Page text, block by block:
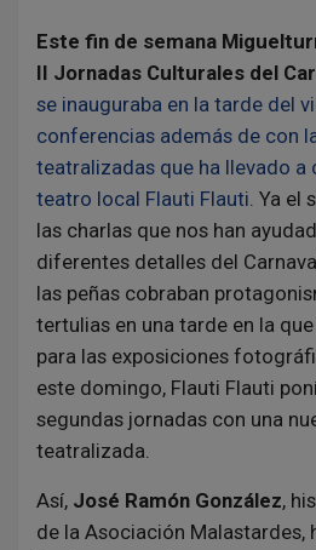
Este fin de semana
II Jornadas Culturales del
se inauguraba en la tarde del
conferencias además de con
teatralizadas que ha llevado a
teatro local Flauti Flauti. Ya el
las charlas que nos han
diferentes detalles del
las peñas cobraban
tertulias en una tarde en la
para las exposiciones
este domingo, Flauti Flauti
segundas jornadas con una
teatralizada.
Así, José Ramón González,
de la Asociación Malastardes,